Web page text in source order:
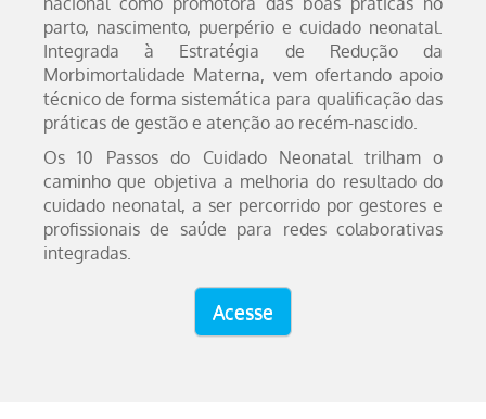
parto, nascimento, puerpério e cuidado neonatal.
Integrada à Estratégia de Redução da
Morbimortalidade Materna, vem ofertando apoio
técnico de forma sistemática para qualificação das
práticas de gestão e atenção ao recém-nascido.
Os 10 Passos do Cuidado Neonatal trilham o
caminho que objetiva a melhoria do resultado do
cuidado neonatal, a ser percorrido por gestores e
profissionais de saúde para redes colaborativas
integradas.
Acesse